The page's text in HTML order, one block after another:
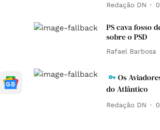
Redação DN
PS cava fosso
sobre o PSD
Rafael Barbosa
Os
do Atlântico
Redação DN